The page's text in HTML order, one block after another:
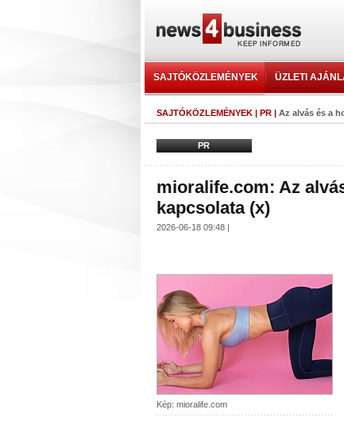
SAJTÓKÖZLEMÉNYEK ÜZLETI
SAJTÓKÖZLEMÉNYEK | PR | Az alvás és a
PR
mioralife.com: Az
kapcsolata (x)
2026-06-18 09:48 |
Kép: mioralife.com